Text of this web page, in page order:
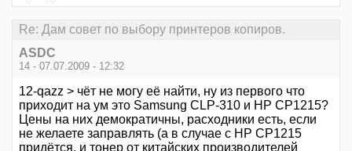
Re: Дам совет по выбору принтеров копиров.
ASDC
14 - 07.07.2009 - 12:32
12-qazz > чёт не могу её найти, ну из первого что
приходит на ум это Samsung CLP-310 и НР CP1215?
Цены на них демократичны, расходники есть, если
не желаете заправлять (а в случае с НР CP1215
придётся, и тонер от китайских производителей